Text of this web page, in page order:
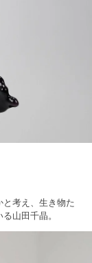
考え、生き物た
山田千晶。